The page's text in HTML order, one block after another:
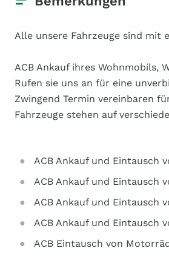
Alle unsere Fahrzeuge sind mit
ACB Ankauf ihres Wohnmobils,
Rufen sie uns an für eine
Zwingend Termin vereinbaren
Fahrzeuge stehen auf
ACB Ankauf und Eintausch
ACB Ankauf und Eintausch
ACB Ankauf und Eintausch
ACB Ankauf und Eintausch
ACB Eintausch von